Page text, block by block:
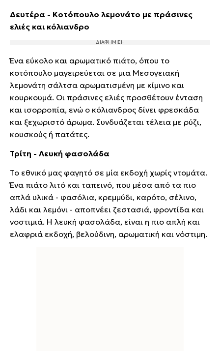
Δευτέρα - Κοτόπουλο λεμονάτο με πράσινες
ελιές και κόλιανδρο
Ένα εύκολο και αρωματικό πιάτο, όπου το
κοτόπουλο μαγειρεύεται σε μια Μεσογειακή
λεμονάτη σάλτσα αρωματισμένη με κίμινο και
κουρκουμά. Οι πράσινες ελιές προσθέτουν ένταση
και ισορροπία, ενώ ο κόλιανδρος δίνει φρεσκάδα
και ξεχωριστό άρωμα. Συνδυάζεται τέλεια με ρύζι,
κουσκούς ή πατάτες.
Τρίτη - Λευκή φασολάδα
Το εθνικό μας φαγητό σε μία εκδοχή χωρίς ντομάτα.
Ένα πιάτο λιτό και ταπεινό, που μέσα από τα πιο
απλά υλικά - φασόλια, κρεμμύδι, καρότο, σέλινο,
λάδι και λεμόνι - αποπνέει ζεστασιά, φροντίδα και
νοστιμιά. Η λευκή φασολάδα, είναι η πιο απλή και
ελαφριά εκδοχή, βελούδινη, αρωματική και νόστιμη.